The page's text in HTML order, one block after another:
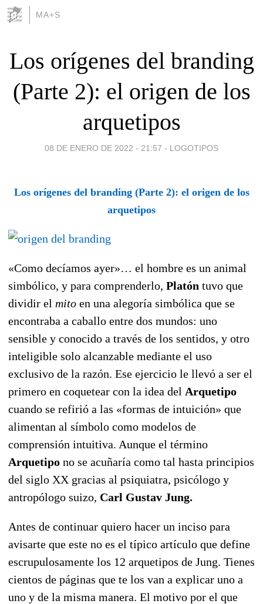
MA+S
Los orígenes del branding
(Parte 2): el origen de los
arquetipos
08 DE ENERO DE 2022 - 21:57 - LOGOTIPOS
Los orígenes del branding (Parte 2): el origen de los
arquetipos
«Como decíamos ayer»… el hombre es un animal
simbólico, y para comprenderlo, Platón tuvo que
dividir el mito en una alegoría simbólica que se
encontraba a caballo entre dos mundos: uno
sensible y conocido a través de los sentidos, y otro
inteligible solo alcanzable mediante el uso
exclusivo de la razón. Ese ejercicio le llevó a ser el
primero en coquetear con la idea del Arquetipo
cuando se refirió a las «formas de intuición» que
alimentan al símbolo como modelos de
comprensión intuitiva. Aunque el término
Arquetipo no se acuñaría como tal hasta principios
del siglo XX gracias al psiquiatra, psicólogo y
antropólogo suizo, Carl Gustav Jung.
Antes de continuar quiero hacer un inciso para
avisarte que este no es el típico artículo que define
escrupulosamente los 12 arquetipos de Jung. Tienes
cientos de páginas que te los van a explicar uno a
uno y de la misma manera. El motivo por el que